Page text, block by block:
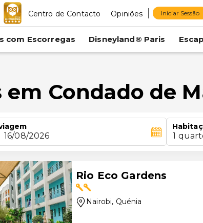
Centro de Contacto Opiniões Iniciar Sessão
com Escorregas Disneyland® Paris
Condado de
16/08/2026 1
Rio Eco Gardens
Nairobi, Quénia